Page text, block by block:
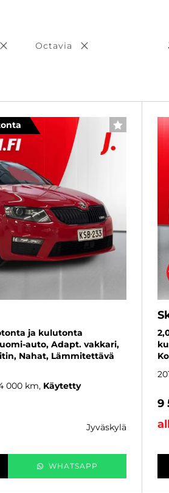
Poista valinta
Octavia Poista valinta
SUOSIKKI
ja kulutonta
auto, Adapt. vakkari,
Nahat, Lämmitettävä
000 km Käytetty
jyväskylä
WHATSAPP
9